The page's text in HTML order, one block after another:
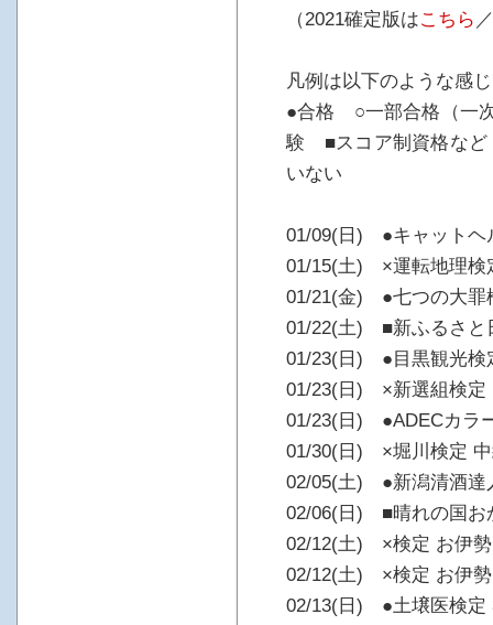
（2021確定版はこちら
凡例は以下のような感
●合格 ○一部合格（一
験 ■スコア制資格な
いない
01/09(日) ●キャットヘ
01/15(土) ×運転地理検
01/21(金) ●七つの大罪
01/22(土) ■新ふるさと
01/23(日) ●目黒観光検
01/23(日) ×新選組検定
01/23(日) ●ADECカラ
01/30(日) ×堀川検定
02/05(土) ●新潟清酒達
02/06(日) ■晴れの国お
02/12(土) ×検定 お伊
02/12(土) ×検定 お伊勢
02/13(日) ●土壌医検定